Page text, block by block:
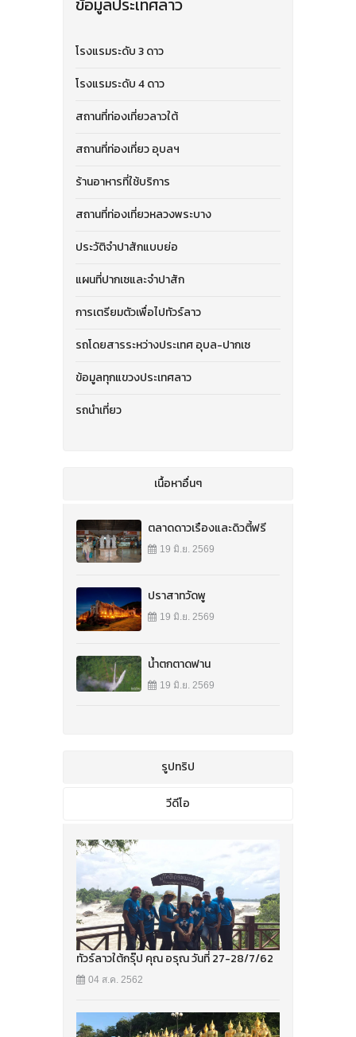
ข้อมูลประเทศลาว
โรงแรมระดับ 3 ดาว
โรงแรมระดับ 4 ดาว
สถานที่ท่องเที่ยวลาวใต้
สถานที่ท่องเที่ยว อุบลฯ
ร้านอาหารที่ใช้บริการ
สถานที่ท่องเที่ยวหลวงพระบาง
ประวัติจำปาสักแบบย่อ
แผนที่ปากเซและจําปาสัก
การเตรียมตัวเพื่อไปทัวร์ลาว
รถโดยสารระหว่างประเทศ อุบล-ปากเซ
ข้อมูลทุกแขวงประเทศลาว
รถนำเที่ยว
เนื้อหาอื่นๆ
ตลาดดาวเรืองและดิวตี้ฟรี
19 มิ.ย. 2569
ปราสาทวัดพู
19 มิ.ย. 2569
น้ำตกตาดฟาน
19 มิ.ย. 2569
รูปทริป
วีดีโอ
ทัวร์ลาวใต้กรุ๊ป คุณ อรุณ วันที่ 27-28/7/62
04 ส.ค. 2562